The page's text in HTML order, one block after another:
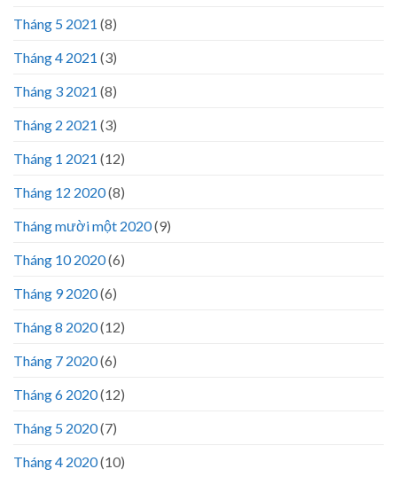
Tháng 5 2021 (8)
Tháng 4 2021 (3)
Tháng 3 2021 (8)
Tháng 2 2021 (3)
Tháng 1 2021 (12)
Tháng 12 2020(8)
Tháng mười một 2020(9)
Tháng 10 2020(6)
Tháng 9 2020(6)
Tháng 8 2020(12)
Tháng 7 2020(6)
Tháng 6 2020(12)
Tháng 5 2020(7)
Tháng 4 2020(10)